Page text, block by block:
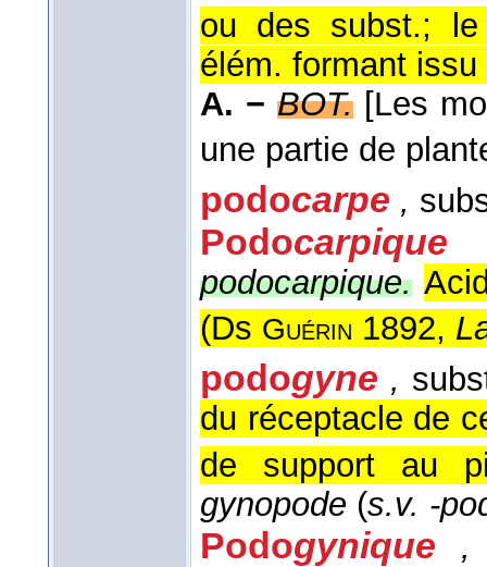
ou des subst.;
élém. formant issu
A. − BOT. [Les
une partie de
podocarpe ,
Podocarpique
podocarpique.
(Ds Guérin 1892,
podogyne ,
du réceptacle de
de support au
gynopode (s.v. -
Podogynique ,